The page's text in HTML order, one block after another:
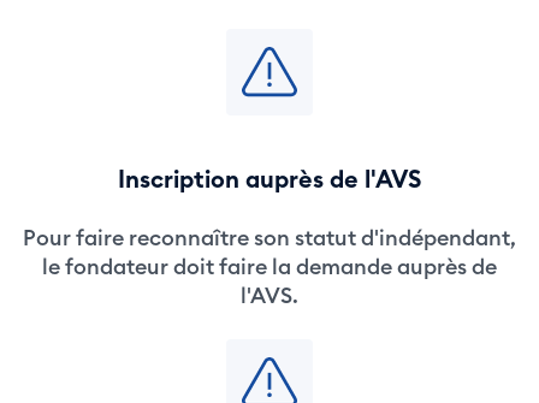
Inscription auprès de l'AVS
Pour faire reconnaître son statut d'indépendant,
le fondateur doit faire la demande auprès de
l'AVS.